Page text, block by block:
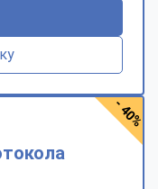
- 40%